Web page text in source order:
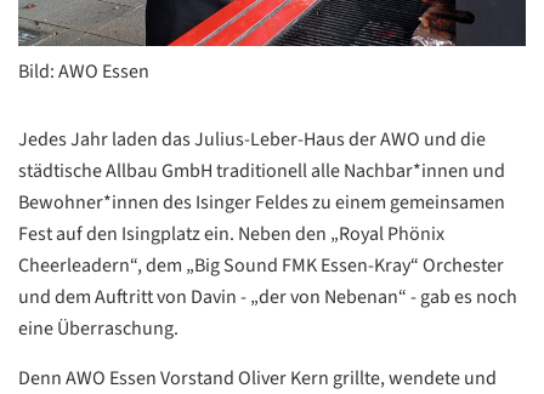
Bild: AWO Essen
Jedes Jahr laden das Julius-Leber-Haus der AWO und die
städtische Allbau GmbH traditionell alle Nachbar*innen und
Bewohner*innen des Isinger Feldes zu einem gemeinsamen
Fest auf den Isingplatz ein. Neben den „Royal Phönix
Cheerleadern“, dem „Big Sound FMK Essen-Kray“ Orchester
und dem Auftritt von Davin - „der von Nebenan“ - gab es noch
eine Überraschung.
Denn AWO Essen Vorstand Oliver Kern grillte, wendete und